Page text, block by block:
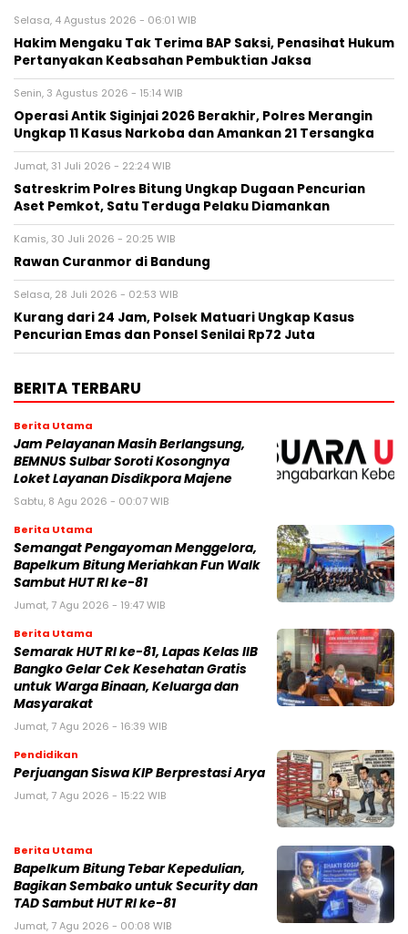
Selasa, 4 Agustus 2026 - 06:01 WIB
Hakim Mengaku Tak Terima BAP Saksi, Penasihat Hukum
Pertanyakan Keabsahan Pembuktian Jaksa
Senin, 3 Agustus 2026 - 15:14 WIB
Operasi Antik Siginjai 2026 Berakhir, Polres Merangin
Ungkap 11 Kasus Narkoba dan Amankan 21 Tersangka
Jumat, 31 Juli 2026 - 22:24 WIB
Satreskrim Polres Bitung Ungkap Dugaan Pencurian
Aset Pemkot, Satu Terduga Pelaku Diamankan
Kamis, 30 Juli 2026 - 20:25 WIB
Rawan Curanmor di Bandung
Selasa, 28 Juli 2026 - 02:53 WIB
Kurang dari 24 Jam, Polsek Matuari Ungkap Kasus
Pencurian Emas dan Ponsel Senilai Rp72 Juta
BERITA TERBARU
Berita Utama
Jam Pelayanan Masih Berlangsung,
BEMNUS Sulbar Soroti Kosongnya
Loket Layanan Disdikpora Majene
Sabtu, 8 Agu 2026 - 00:07 WIB
Berita Utama
Semangat Pengayoman Menggelora,
Bapelkum Bitung Meriahkan Fun Walk
Sambut HUT RI ke-81
Jumat, 7 Agu 2026 - 19:47 WIB
Berita Utama
Semarak HUT RI ke-81, Lapas Kelas IIB
Bangko Gelar Cek Kesehatan Gratis
untuk Warga Binaan, Keluarga dan
Masyarakat
Jumat, 7 Agu 2026 - 16:39 WIB
Pendidikan
Perjuangan Siswa KIP Berprestasi Arya
Jumat, 7 Agu 2026 - 15:22 WIB
Berita Utama
Bapelkum Bitung Tebar Kepedulian,
Bagikan Sembako untuk Security dan
TAD Sambut HUT RI ke-81
Jumat, 7 Agu 2026 - 00:08 WIB